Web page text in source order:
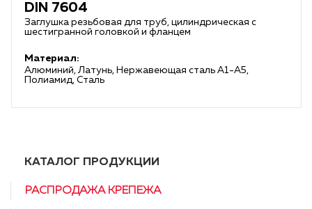
DIN 7604
Заглушка резьбовая для труб, цилиндрическая с
шестигранной головкой и фланцем
Материал:
Алюминий, Латунь, Нержавеющая сталь А1-А5,
Полиамид, Сталь
КАТАЛОГ ПРОДУКЦИИ
РАСПРОДАЖА КРЕПЕЖА